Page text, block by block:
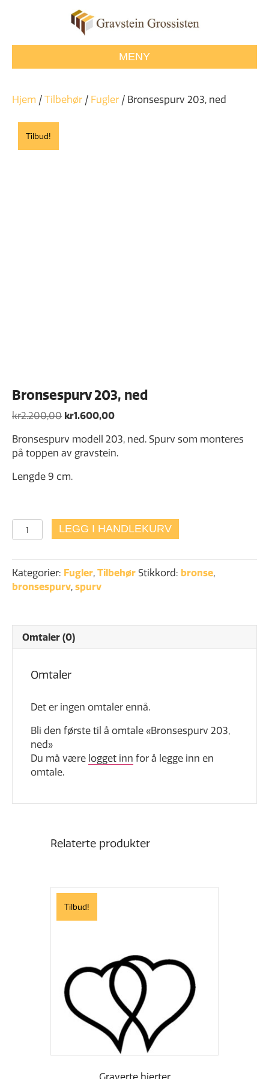
MENY
Hjem / Tilbehør / Fugler / Bronsespurv 203, ned
Tilbud!
Bronsespurv 203, ned
kr2.200,00 Opprinnelig
var:
kr2.200,00.
kr1.600,00Nåværende
er:
kr1.600,00.
Bronsespurv modell 203, ned. Spurv som monteres
på toppen av gravstein.
Lengde 9 cm.
Bronsespurv
203,
antall
LEGG I HANDLEKURV
Kategorier: Fugler, Tilbehør Stikkord: bronse,
bronsespurv, spurv
Omtaler (0)
Omtaler
Det er ingen omtaler ennå.
Bli den første til å omtale «Bronsespurv 203,
ned»
Du må være logget inn for å legge inn en
omtale.
Relaterte produkter
Tilbud!